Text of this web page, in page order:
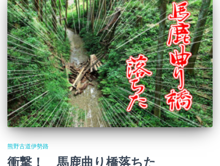
熊野古道伊勢路
衝撃！ 馬鹿曲り橋落ちた